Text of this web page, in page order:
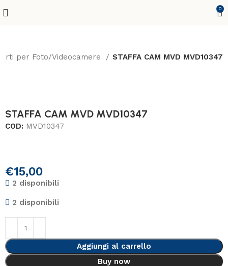
0
per Foto/Videocamere STAFFA CAM MVD MVD10347
STAFFA CAM MVD MVD10347
COD: MVD10347
€15,00
2 disponibili
2 disponibili
Aggiungi al carrello
Buy now